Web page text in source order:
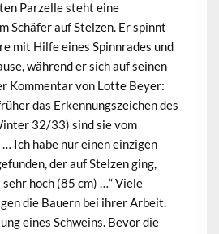
Parzelle steht eine
Schäfer auf Stelzen. Er spinnt
mit Hilfe eines Spinnrades und
während er sich auf seinen
Kommentar von Lotte Beyer:
das Erkennungszeichen des
32/33) sind sie vom
Ich habe nur einen einzigen
der auf Stelzen ging,
hoch (85 cm) …“ Viele
die Bauern bei ihrer Arbeit.
eines Schweins. Bevor die